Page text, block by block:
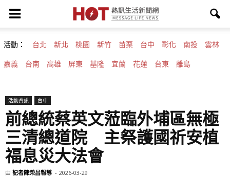
活動： 台北 新北 桃園 新竹 苗栗 台中 彰化 南投 雲林
嘉義 台南 高雄 屏東 基隆 宜蘭 花蓮 台東 離島
活動資訊 台中
前總統蔡英文蒞臨外埔區無極
三清總道院 主祭護國祈安植
福息災大法會
由 記者陳榮昌報導 - 2026-03-29